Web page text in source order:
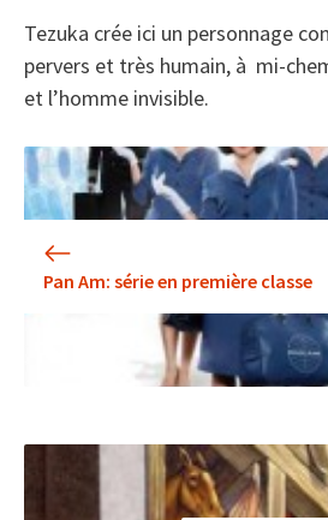
Tezuka crée ici un personnage
pervers et très humain, à mi-
et l’homme invisible.
Pan Am: série en première classe